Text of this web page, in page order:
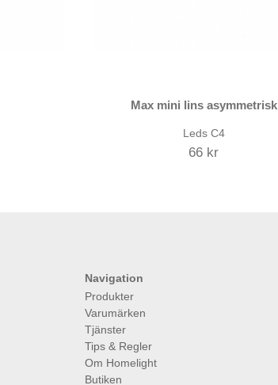
Max mini lins asymmetrisk
Leds C4
66 kr
Navigation
Produkter
Varumärken
Tjänster
Tips & Regler
Om Homelight
Butiken